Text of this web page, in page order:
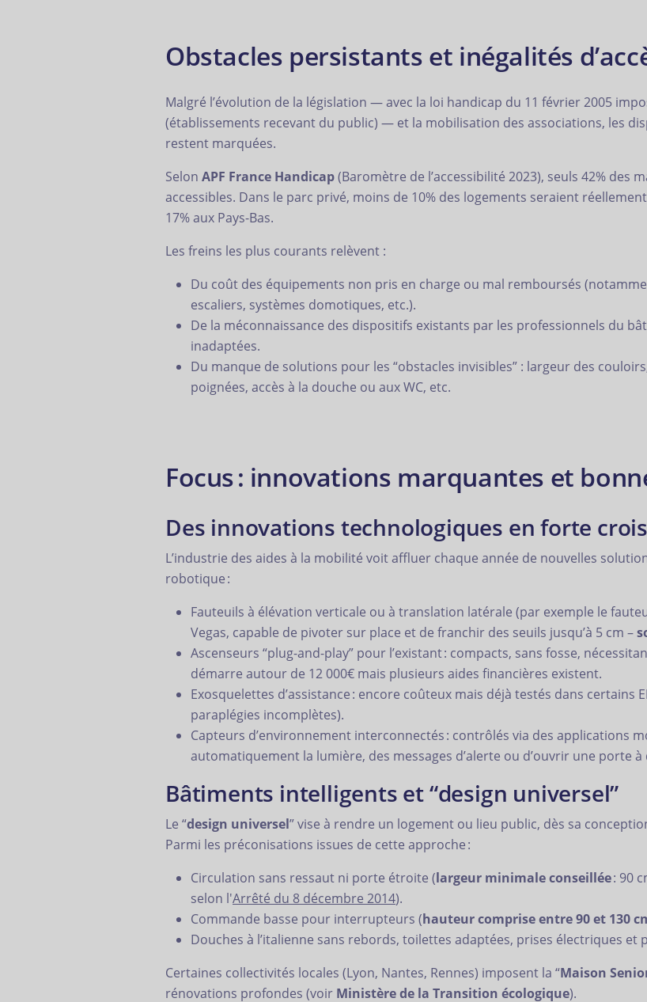
Obstacles persistants et inégalités
Malgré l’évolution de la législation — avec la loi handicap du 11 février 2005
(établissements recevant du public) — et la mobilisation des associations, les
restent marquées.
Selon APF France Handicap(Baromètre de l’accessibilité 2023), seuls 42% des
accessibles. Dans le parc privé, moins de 10% des logements seraient
17% aux Pays-Bas.
Les freins les plus courants relèvent :
Du coût des équipements non pris en charge ou mal remboursés
escaliers, systèmes domotiques, etc.).
De la méconnaissance des dispositifs existants par les professionnels du
inadaptées.
Du manque de solutions pour les “obstacles invisibles” : largeur des
poignées, accès à la douche ou aux WC, etc.
Focus : innovations marquantes et
Des innovations technologiques en forte
L’industrie des aides à la mobilité voit affluer chaque année de nouvelles
robotique :
Fauteuils à élévation verticale ou à translation latérale (par exemple le
Vegas, capable de pivoter sur place et de franchir des seuils jusqu’à 5 cm –
Ascenseurs “plug-and-play” pour l’existant : compacts, sans fosse,
démarre autour de 12 000€ mais plusieurs aides financières existent.
Exosquelettes d’assistance : encore coûteux mais déjà testés dans
paraplégies incomplètes).
Capteurs d’environnement interconnectés : contrôlés via des applications
automatiquement la lumière, des messages d’alerte ou d’ouvrir une porte à
Bâtiments intelligents et “design universel”
Le “design universel” vise à rendre un logement ou lieu public, dès sa
Parmi les préconisations issues de cette approche :
Circulation sans ressaut ni porte étroite (largeur minimale conseillée: 90
selon l'Arrêté du 8 décembre 2014).
Commande basse pour interrupteurs (hauteur comprise entre 90 et 130
Douches à l’italienne sans rebords, toilettes adaptées, prises électriques et
Certaines collectivités locales (Lyon, Nantes, Rennes) imposent la “Maison
rénovations profondes (voir Ministère de la Transition écologique).